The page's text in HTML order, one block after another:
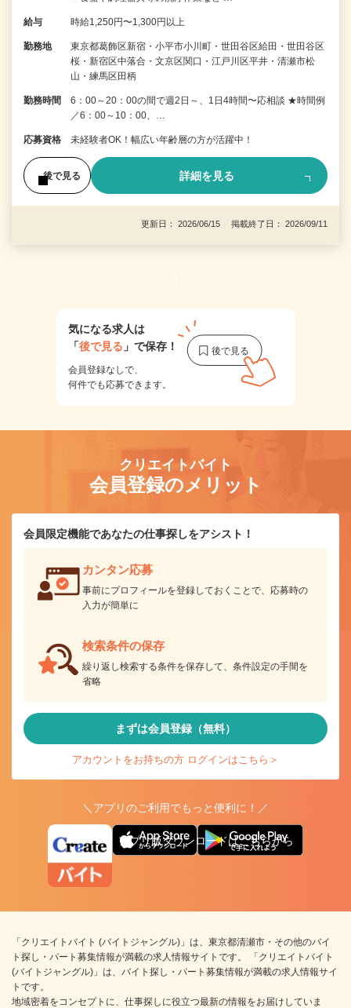
給与 時給1,250円〜1,300円以上
勤務地
東京都葛飾区新宿・小平市小川町・世田谷区給田・世田谷区
桜・新宿区中落合・文京区関口・江戸川区平井・清瀬市松
山・練馬区田柄
勤務時間
6：00～20：00の間で週2日～、1日4時間〜応相談 ★時間例
／6：00～10：00、…
応募資格 未経験者OK！幅広い年齢層の方が活躍中！
後で見る 詳細を見る
更新日： 2026/06/15 掲載終了日： 2026/09/11
1
気になる求人は
「後で見る 」で保存！
会員登録なしで、
何件でも応募できます。
クリエイトバイト
会員登録のメリット
会員限定機能であなたの仕事探しをアシスト！
カンタン応募
事前にプロフィールを登録しておくことで、応募時の
入力が簡単に
検索条件の保存
繰り返し検索する条件を保存して、条件設定の手間を
省略
まずは会員登録（無料）
アカウントをお持ちの方 ログインはこちら＞
＼アプリのご利用でもっと便利に！／
アプリ版ダウンロードはこちらから
「クリエイトバイト (バイトジャングル)」は、東京都清瀬市・その他のバイ
ト探し・パート募集情報が満載の求人情報サイトです。 「クリエイトバイト
(バイトジャングル)」は、バイト探し・パート募集情報が満載の求人情報サイ
トです。
地域密着をコンセプトに、仕事探しに役立つ最新の情報をお届けしていま